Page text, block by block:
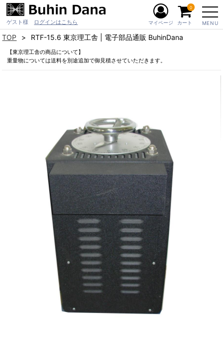
ゲスト様 ログインはこちら MENU
マイページ カート
0
TOP RTF-15.6 東京理工舎 | 電子部品通販 BuhinDana
【東京理工舎の商品について】
重量物については送料を別途追加で御見積させていただきます。